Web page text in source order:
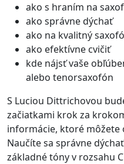
ako s hraním na
ako správne dýchať
ako na kvalitný
ako efektívne cvičiť
kde nájsť vaše
alebo tenorsaxofón
S Luciou Dittrichovou
začiatkami krok za
informácie, ktoré môžete
Naučíte sa správne
základné tóny v rozsahu